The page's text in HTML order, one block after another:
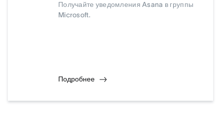
Получайте уведомления Asana в группы
Microsoft.
Подробнее